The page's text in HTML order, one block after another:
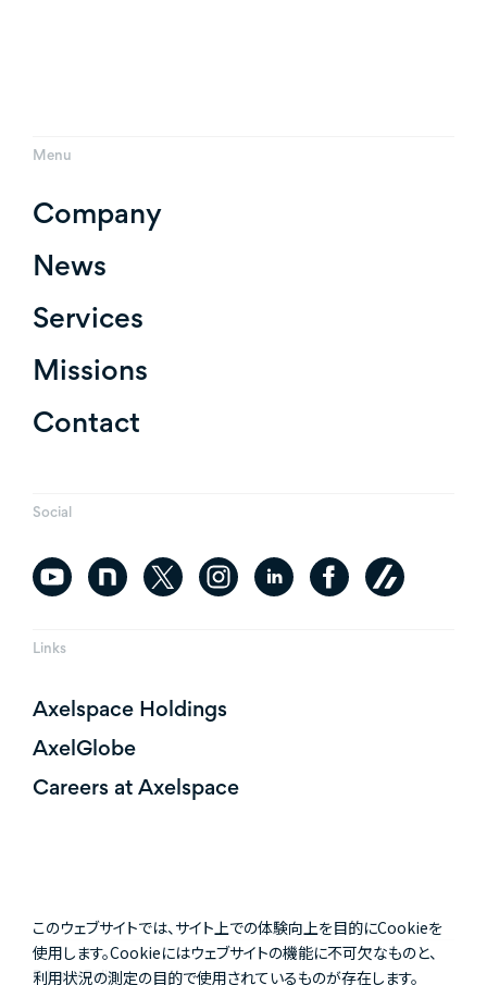
このウェブサイトでは、サイト上での体験向上を目的にCookieを
使用します。Cookieにはウェブサイトの機能に不可欠なものと、
利用状況の測定の目的で使用されているものが存在します。
Menu
Company
News
Services
Missions
Contact
Social
Links
Axelspace Holdings
AxelGlobe
Careers at Axelspace
Privacy Policy